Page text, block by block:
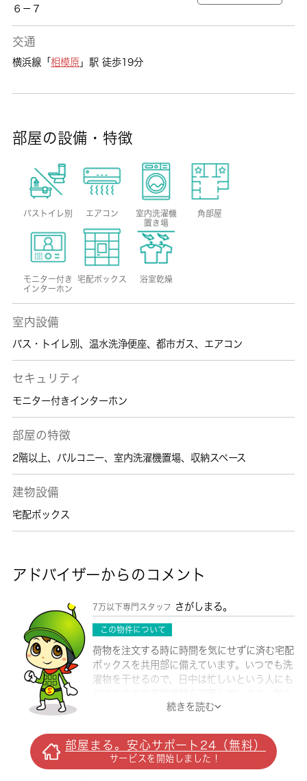
６－７
交通
横浜線「 相模原」駅 徒歩19分
部屋の設備・特徴
バストイレ別 エアコン
室内洗濯機
置き場
角部屋
モニター付き
インターホン
宅配ボックス 浴室乾燥
室内設備
バス・トイレ別 、 温水洗浄便座、 都市ガス、 エアコン
セキュリティ
モニター付きインターホン
部屋の特徴
2階以上、 バルコニー、 室内洗濯機置場、 収納スペース
建物設備
宅配ボックス
アドバイザーからのコメント
7万以下専門スタッフ さがしまる。
この物件について
荷物を注文する時に時間を気にせずに済む宅配
ボックスを共用部に備えています。いつでも洗
濯物を干せるので、日中は忙しいという人にも
ない人が来た時でも玄関を開ける必要がなくな
すい環境が嬉しい賃貸物件です。今や必需品と
もなったネット。こちらはインターネット有り
物件です。快適な生活を送ることのできる、エ
続きを読む
部屋まる。安心サポート24（無料）
サービスを開始しました！